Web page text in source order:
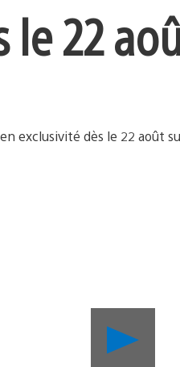
22
la